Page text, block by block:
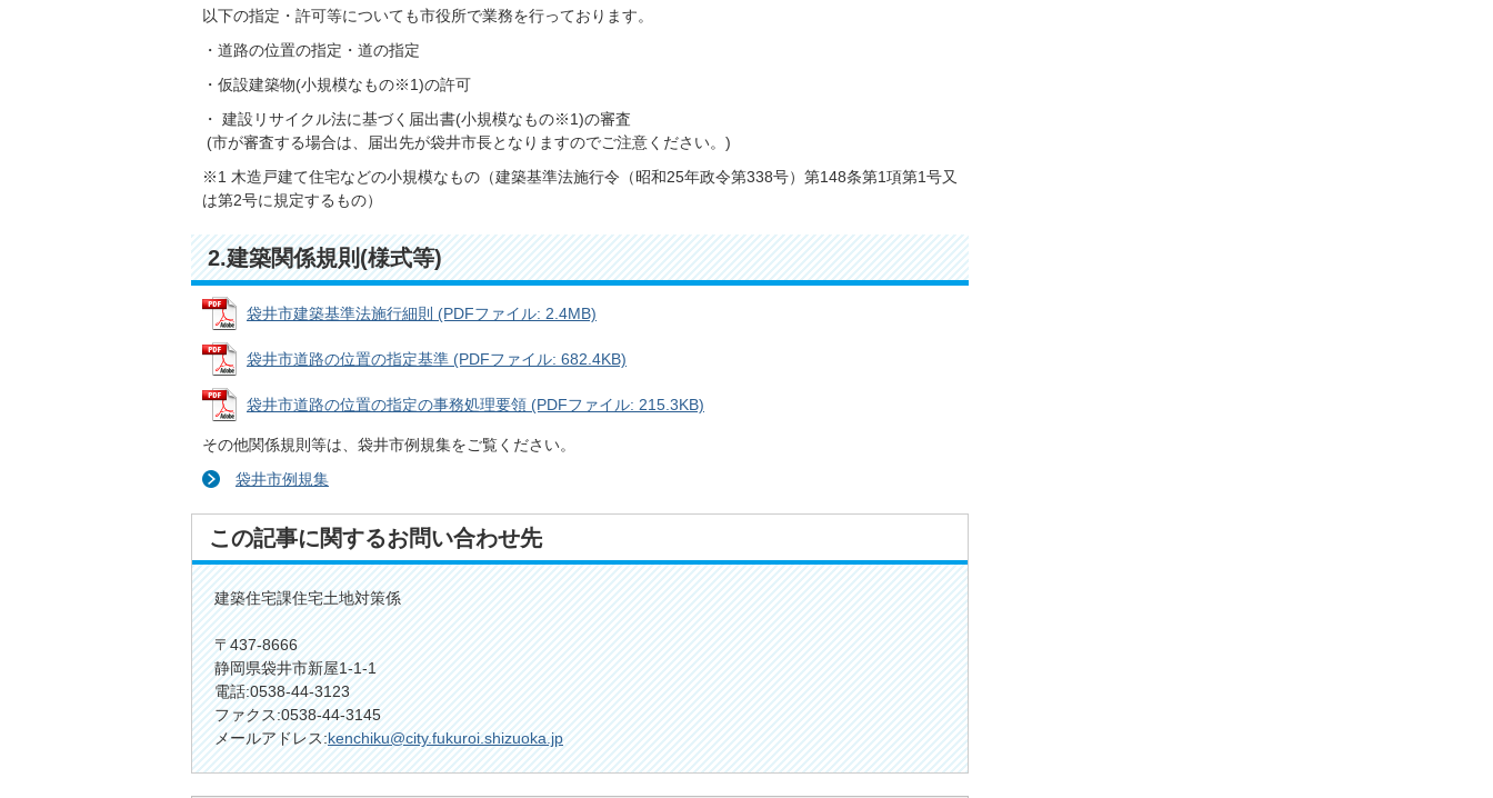
以下の指定・許可等についても市役所で業務を行っております。
・道路の位置の指定・道の指定
・仮設建築物(小規模なもの※1)の許可
・ 建設リサイクル法に基づく届出書(小規模なもの※1)の審査
(市が審査する場合は、届出先が袋井市長となりますのでご注意ください。)
※1 木造戸建て住宅などの小規模なもの（建築基準法施行令（昭和25年政令第338号）第148条第1項第1号又
は第2号に規定するもの）
2.建築関係規則(様式等)
袋井市建築基準法施行細則 (PDFファイル: 2.4MB)
袋井市道路の位置の指定基準 (PDFファイル: 682.4KB)
袋井市道路の位置の指定の事務処理要領 (PDFファイル: 215.3KB)
その他関係規則等は、袋井市例規集をご覧ください。
袋井市例規集
この記事に関するお問い合わせ先
建築住宅課住宅土地対策係
〒437-8666
静岡県袋井市新屋1-1-1
電話:0538-44-3123
ファクス:0538-44-3145
メールアドレス:kenchiku@city.fukuroi.shizuoka.jp